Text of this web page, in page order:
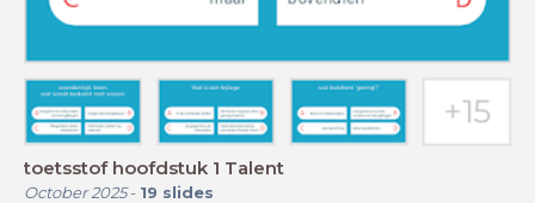
toetsstof hoofdstuk 1 Talent
October 2025- 19 slides